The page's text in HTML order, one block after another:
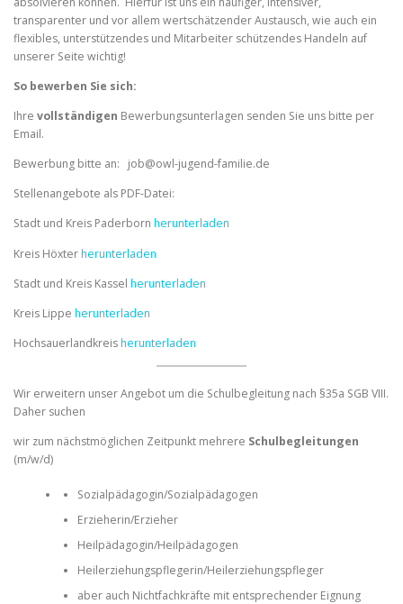
transparenter und vor allem wertschätzender Austausch, wie auch ein
flexibles, unterstützendes und Mitarbeiter schützendes Handeln auf
unserer Seite wichtig!
So bewerben Sie sich:
Ihre vollständigen Bewerbungsunterlagen senden Sie uns bitte per
Email.
Bewerbung bitte an: job@owl-jugend-familie.de
Stellenangebote als PDF-Datei:
Stadt und Kreis Paderborn herunterladen
Kreis Höxterherunterladen
Stadt und Kreis Kassel herunterladen
Kreis Lippe herunterladen
Hochsauerlandkreisherunterladen
Wir erweitern unser Angebot um die Schulbegleitung nach §35a SGB VIII.
Daher suchen
wir zum nächstmöglichen Zeitpunkt mehrere Schulbegleitungen
(m/w/d)
Sozialpädagogin/Sozialpädagogen
Erzieherin/Erzieher
Heilpädagogin/Heilpädagogen
Heilerziehungspflegerin/Heilerziehungspfleger
aber auch Nichtfachkräfte mit entsprechender Eignung